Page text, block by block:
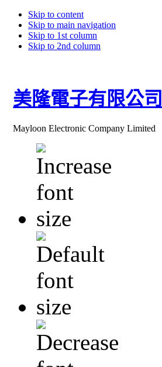
Skip to content
Skip to main navigation
Skip to 1st column
Skip to 2nd column
美隆電子有限公司
Mayloon Electronic Company Limited